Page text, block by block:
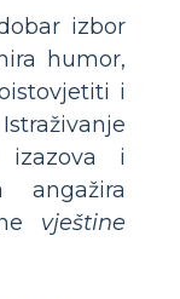
izbor
humor,
i
izazova i
angažira
vještine